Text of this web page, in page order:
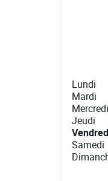
Day of
Lundi
Mardi
Mercredi
Jeudi
Samedi